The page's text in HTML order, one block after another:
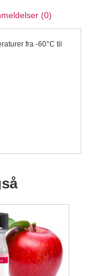
(0)
fra -60°C til